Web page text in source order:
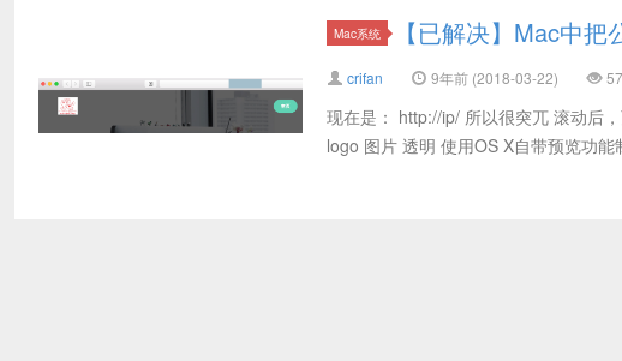
Mac系统 【已解决】Mac中
crifan 9年前 (2018-03-22)
现在是： http://ip/ 所以很突兀 滚动后
logo 图片 透明 使用OS X自带预览功